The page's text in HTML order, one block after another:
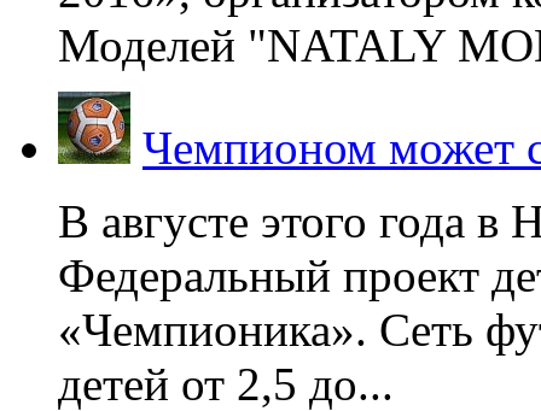
Моделей "NATALY
Чемпионом может
В августе этого года
Федеральный проект
«Чемпионика». Сеть
детей от 2,5 до...